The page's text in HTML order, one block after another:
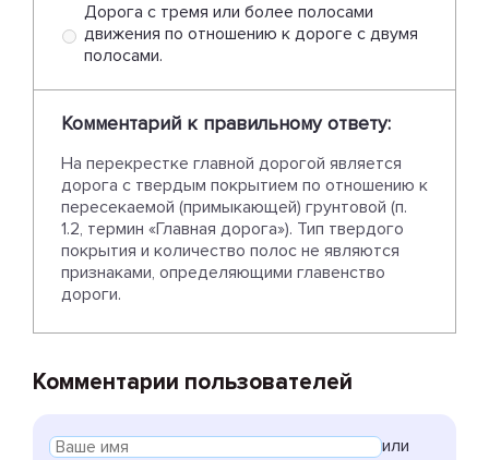
Дорога с тремя или более полосами
движения по отношению к дороге с двумя
полосами.
Комментарий к правильному ответу:
На перекрестке главной дорогой является
дорога с твердым покрытием по отношению к
пересекаемой (примыкающей) грунтовой (п.
1.2, термин «Главная дорога»). Тип твердого
покрытия и количество полос не являются
признаками, определяющими главенство
дороги.
Комментарии пользователей
или